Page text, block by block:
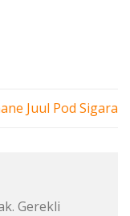
Juul Pod Sigara
Gerekli